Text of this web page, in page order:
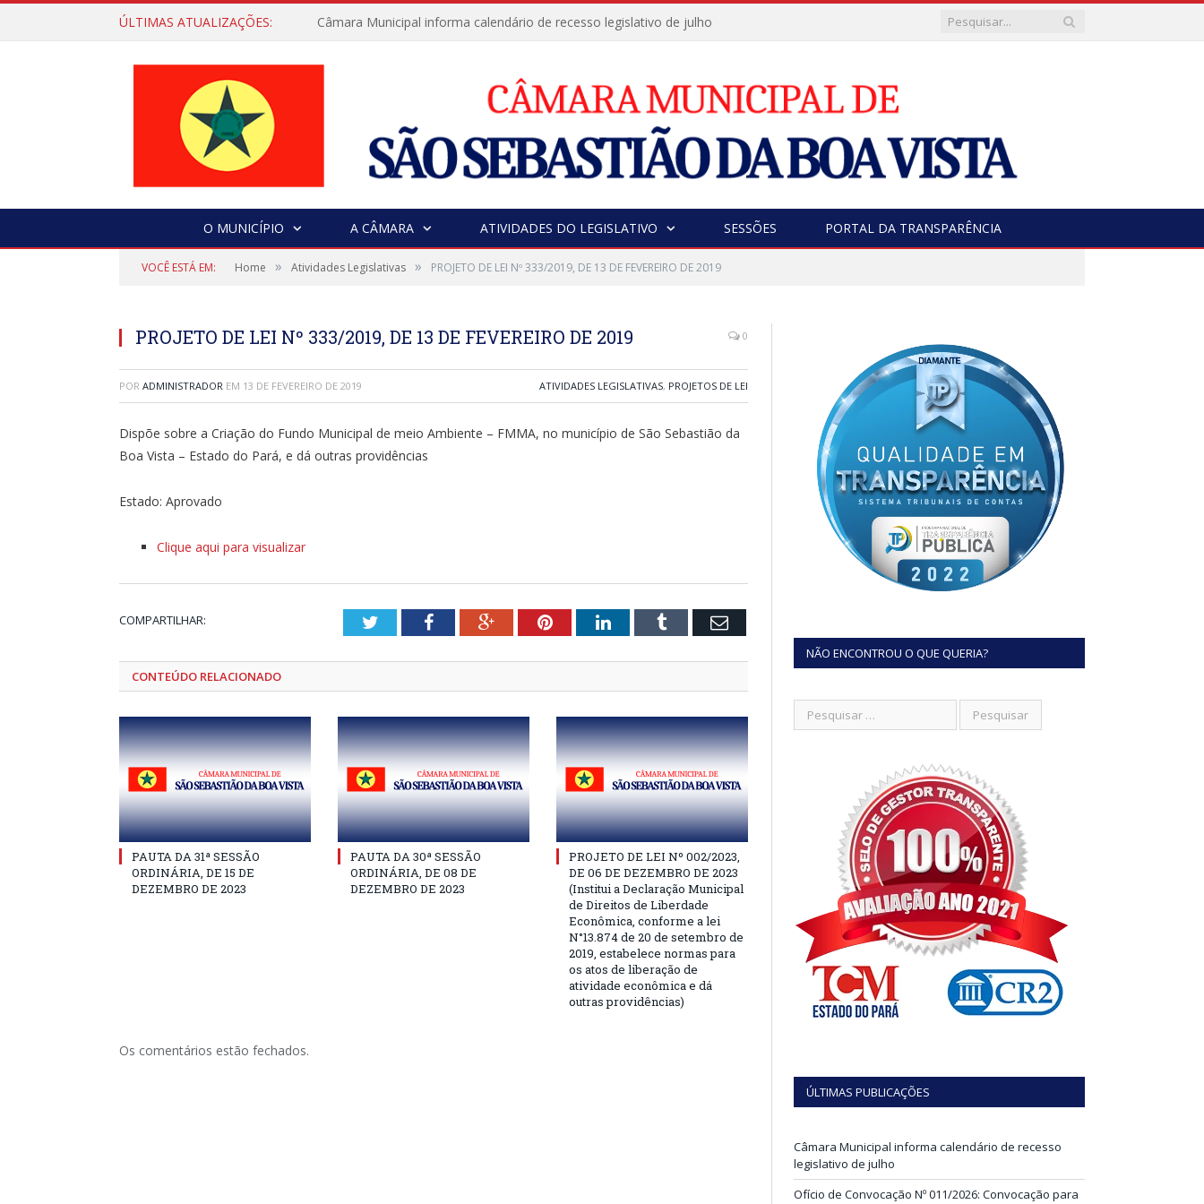
ÚLTIMAS ATUALIZAÇÕES: Câmara Municipal informa calendário de recesso legislativo de julho
O MUNICÍPIO A CÂMARA ATIVIDADES DO LEGISLATIVO SESSÕES PORTAL DA TRANSPARÊNCIA
VOCÊ ESTÁ EM: Home » Atividades Legislativas » PROJETO DE LEI Nº 333/2019, DE 13 DE FEVEREIRO DE 2019
PROJETO DE LEI Nº 333/2019, DE 13 DE FEVEREIRO DE 2019 0
POR ADMINISTRADOR EM 13 DE FEVEREIRO DE 2019 ATIVIDADES LEGISLATIVAS, PROJETOS DE LEI
Dispõe sobre a Criação do Fundo Municipal de meio Ambiente – FMMA, no município de São Sebastião da
Boa Vista – Estado do Pará, e dá outras providências
Estado: Aprovado
Clique aqui para visualizar
COMPARTILHAR: TwitterFacebookGoogle+PinterestLinkedInTumblr Email
CONTEÚDO RELACIONADO
PAUTA DA 31ª SESSÃO
ORDINÁRIA, DE 15 DE
DEZEMBRO DE 2023
PAUTA DA 30ª SESSÃO
ORDINÁRIA, DE 08 DE
DEZEMBRO DE 2023
PROJETO DE LEI Nº 002/2023,
DE 06 DE DEZEMBRO DE 2023
(Institui a Declaração Municipal
de Direitos de Liberdade
Econômica, conforme a lei
N°13.874 de 20 de setembro de
2019, estabelece normas para
os atos de liberação de
atividade econômica e dá
outras providências)
Os comentários estão fechados.
NÃO ENCONTROU O QUE QUERIA?
ÚLTIMAS PUBLICAÇÕES
Câmara Municipal informa calendário de recesso
legislativo de julho
Ofício de Convocação Nº 011/2026: Convocação para